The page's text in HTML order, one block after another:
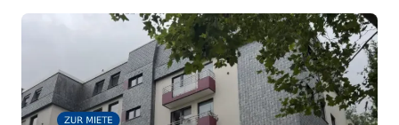
Ausstattung, darunter Fliesenböden und eine
Fußbodenheizung. Eine Klimaanlage im
Wohnzimmer […]